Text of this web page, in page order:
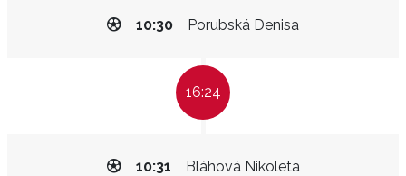
Porubská Denisa
10:30
16:24
Bláhová Nikoleta
10:31